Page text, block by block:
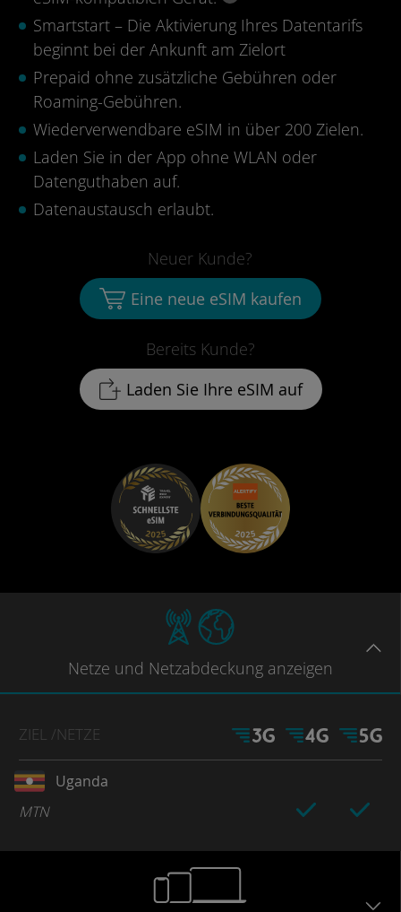
Smartstart – Die Aktivierung Ihres Datentarifs
beginnt bei der Ankunft am Zielort
Prepaid ohne zusätzliche Gebühren oder
Roaming-Gebühren.
Wiederverwendbare eSIM in über 200 Zielen.
Laden Sie in der App ohne WLAN oder
Datenguthaben auf.
Datenaustausch erlaubt.
Bereits Kunde?
Laden Sie Ihre eSIM auf
Neuer Kunde?
Eine neue eSIM kaufen
Netze und Netzabdeckung anzeigen
ZIEL /NETZE
Uganda
MTN